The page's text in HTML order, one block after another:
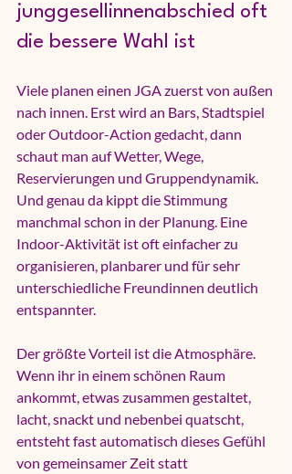
junggesellinnenabschied oft
die bessere Wahl ist
Viele planen einen JGA zuerst von außen
nach innen. Erst wird an Bars, Stadtspiel
oder Outdoor-Action gedacht, dann
schaut man auf Wetter, Wege,
Reservierungen und Gruppendynamik.
Und genau da kippt die Stimmung
manchmal schon in der Planung. Eine
Indoor-Aktivität ist oft einfacher zu
organisieren, planbarer und für sehr
unterschiedliche Freundinnen deutlich
entspannter.
Der größte Vorteil ist die Atmosphäre.
Wenn ihr in einem schönen Raum
ankommt, etwas zusammen gestaltet,
lacht, snackt und nebenbei quatscht,
entsteht fast automatisch dieses Gefühl
von gemeinsamer Zeit statt